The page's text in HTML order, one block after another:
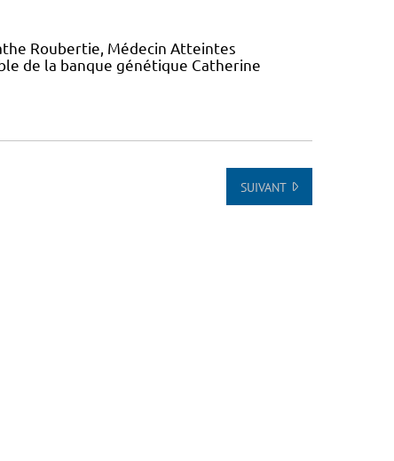
Roubertie, Médecin Atteintes
de la banque génétique Catherine
SUIVANT